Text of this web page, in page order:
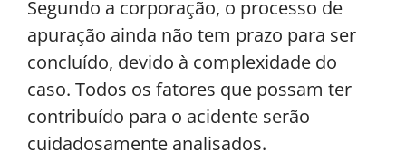
Segundo a corporação, o processo de
apuração ainda não tem prazo para ser
concluído, devido à complexidade do
caso. Todos os fatores que possam ter
contribuído para o acidente serão
cuidadosamente analisados.